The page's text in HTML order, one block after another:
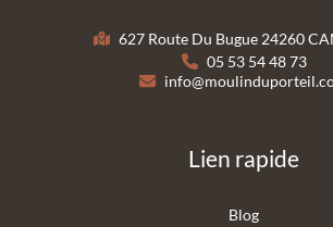
627 Route Du Bugue 24260
05 53 54 48 73
Lien rapide
Blog